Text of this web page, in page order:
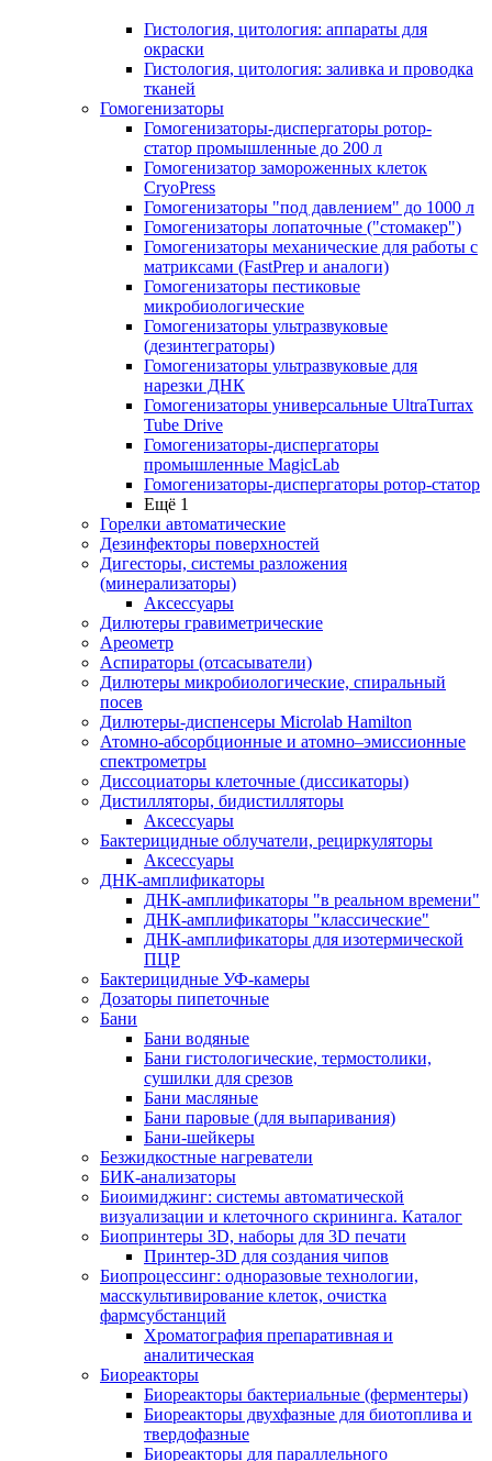
Гистология, цитология: аппараты для
окраски
Гистология, цитология: заливка и проводка
тканей
Гомогенизаторы
Гомогенизаторы-диспергаторы ротор-
статор промышленные до 200 л
Гомогенизатор замороженных клеток
CryoPress
Гомогенизаторы "под давлением" до 1000 л
Гомогенизаторы лопаточные ("стомакер")
Гомогенизаторы механические для работы с
матриксами (FastPrep и аналоги)
Гомогенизаторы пестиковые
микробиологические
Гомогенизаторы ультразвуковые
(дезинтеграторы)
Гомогенизаторы ультразвуковые для
нарезки ДНК
Гомогенизаторы универсальные UltraTurrax
Tube Drive
Гомогенизаторы-диспергаторы
промышленные MagicLab
Гомогенизаторы-диспергаторы ротор-статор
Ещё 1
Горелки автоматические
Дезинфекторы поверхностей
Дигесторы, системы разложения
(минерализаторы)
Аксессуары
Дилютеры гравиметрические
Ареометр
Аспираторы (отсасыватели)
Дилютеры микробиологические, спиральный
посев
Дилютеры-диспенсеры Microlab Hamilton
Атомно-абсорбционные и атомно–эмиссионные
спектрометры
Диссоциаторы клеточные (диссикаторы)
Дистилляторы, бидистилляторы
Аксессуары
Бактерицидные облучатели, рециркуляторы
Аксессуары
ДНК-амплификаторы
ДНК-амплификаторы "в реальном времени"
ДНК-амплификаторы "классические"
ДНК-амплификаторы для изотермической
ПЦР
Бактерицидные УФ-камеры
Дозаторы пипеточные
Бани
Бани водяные
Бани гистологические, термостолики,
сушилки для срезов
Бани масляные
Бани паровые (для выпаривания)
Бани-шейкеры
Безжидкостные нагреватели
БИК-анализаторы
Биоимиджинг: системы автоматической
визуализации и клеточного скрининга. Каталог
Биопринтеры 3D, наборы для 3D печати
Принтер-3D для создания чипов
Биопроцессинг: одноразовые технологии,
масскультивирование клеток, очистка
фармсубстанций
Хроматография препаративная и
аналитическая
Биореакторы
Биореакторы бактериальные (ферментеры)
Биореакторы двухфазные для биотоплива и
твердофазные
Биореакторы для параллельного